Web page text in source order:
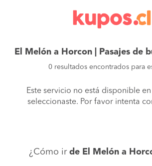
El Melón a Horcon | Pasajes de
0 resultados encontrados para
Este servicio no está disponible
seleccionaste. Por favor intenta
¿Cómo ir de El Melón a